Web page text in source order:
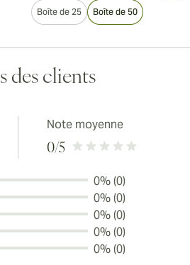
Boîte de 25 Boîte de 50
des clients
Note moyenne
0/5
0% (0)
0% (0)
0% (0)
0% (0)
0% (0)